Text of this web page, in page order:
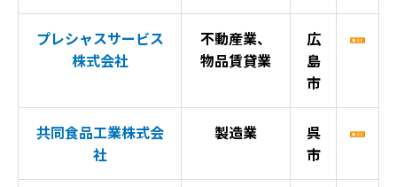
プレシャスサービス
株式会社
不動産業、
物品賃貸業
広
島
市
共同食品工業株式会
社
製造業
呉
市